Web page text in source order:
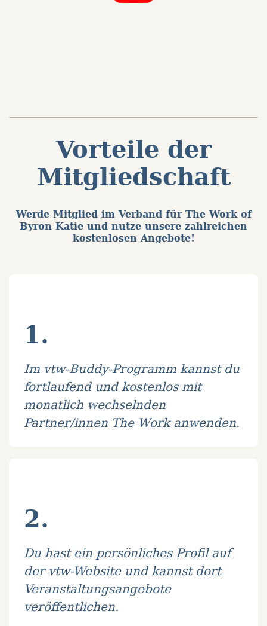
Vorteile der
Mitgliedschaft
Werde Mitglied im Verband für The Work of
Byron Katie und nutze unsere zahlreichen
kostenlosen Angebote!
1.
Im vtw-Buddy-Programm kannst du
fortlaufend und kostenlos mit
monatlich wechselnden
Partner/innen The Work anwenden.
2.
Du hast ein persönliches Profil auf
der vtw-Website und kannst dort
Veranstaltungsangebote
veröffentlichen.